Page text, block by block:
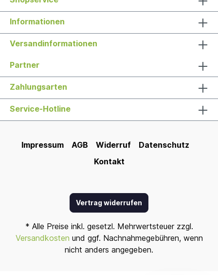
Informationen
Versandinformationen
Partner
Zahlungsarten
Service-Hotline
Impressum AGB Widerruf
Datenschutz
Kontakt
Vertrag widerrufen
* Alle Preise inkl. gesetzl. Mehrwertsteuer zzgl.
Versandkosten und ggf. Nachnahmegebühren, wenn
nicht anders angegeben.